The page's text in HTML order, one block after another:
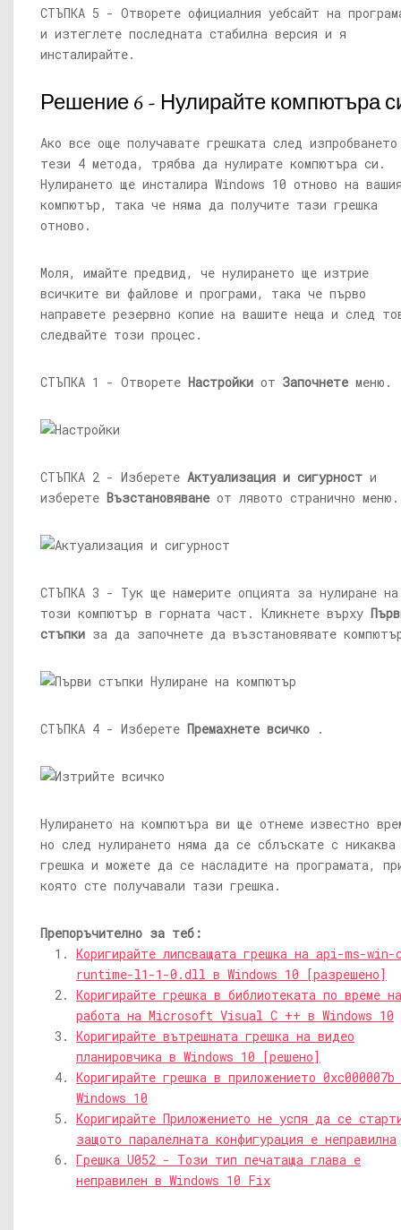
СТЪПКА 5 - Отворете официалния уебсайт на
и изтеглете последната стабилна версия и я
инсталирайте.
Решение 6 - Нулирайте компютъра
Ако все още получавате грешката след
тези 4 метода, трябва да нулирате компютъра си.
Нулирането ще инсталира Windows 10 отново на
компютър, така че няма да получите тази грешка
отново.
Моля, имайте предвид, че нулирането ще изтрие
всичките ви файлове и програми, така че първо
направете резервно копие на вашите неща и след
следвайте този процес.
СТЪПКА 1 - Отворете Настройки от Започнете меню.
СТЪПКА 2 - Изберете Актуализация и сигурност и
изберете Възстановяване от лявото странично меню.
СТЪПКА 3 - Тук ще намерите опцията за нулиране на
този компютър в горната част. Кликнете върху
стъпки за да започнете да възстановявате
СТЪПКА 4 - Изберете Премахнете всичко .
Нулирането на компютъра ви ще отнеме известно
но след нулирането няма да се сблъскате с никаква
грешка и можете да се насладите на програмата,
която сте получавали тази грешка.
Препоръчително за теб:
Коригирайте липсващата грешка на api-ms-
runtime-l1-1-0.dll в Windows 10 [разрешено]
Коригирайте грешка в библиотеката по време на
работа на Microsoft Visual C ++ в Windows 10
Коригирайте вътрешната грешка на видео
планировчика в Windows 10 [решено]
Коригирайте грешка в приложението 0xc000007b
Windows 10
Коригирайте Приложението не успя да се
защото паралелната конфигурация е неправилна
Грешка U052 - Този тип печатаща глава е
неправилен в Windows 10 Fix